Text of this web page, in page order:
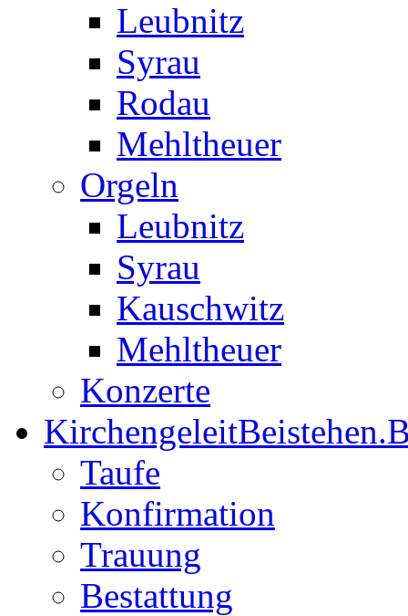
Leubnitz
Syrau
Rodau
Mehltheuer
Orgeln
Leubnitz
Syrau
Kauschwitz
Mehltheuer
Konzerte
Kirchengeleit
Taufe
Konfirmation
Trauung
Bestattung